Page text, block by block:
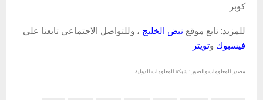
كوبر
للمزيد: تابع موقع نبض الخليج ، وللتواصل الاجتماعي تابعنا علي
فيسبوك وتويتر
مصدر المعلومات والصور : شبكة المعلومات الدولية